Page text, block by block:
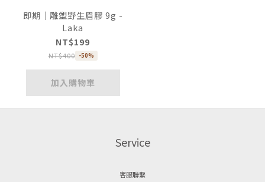
即期｜雕塑野生眉膠 9g -
Laka
NT$199
NT$400 -50%
加入購物車
Service
客服聯繫